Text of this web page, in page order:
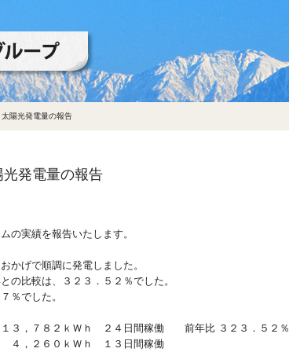
陽光発電量の報告
発電量の報告
の実績を報告いたします。
かげで順調に発電しました。
の比較は、３２３．５２％でした。
％でした。
３，７８２ｋＷｈ ２４日間稼働 前年比 ３２３．５２％
４，２６０ｋＷｈ １３日間稼働